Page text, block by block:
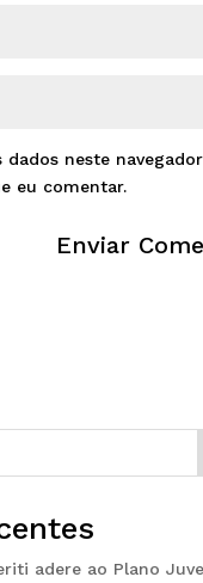
dados neste
eu comentar.
adere ao Plano